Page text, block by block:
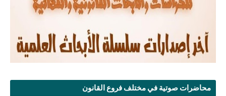
محاضرات صوتية في مختلف فروع القانون